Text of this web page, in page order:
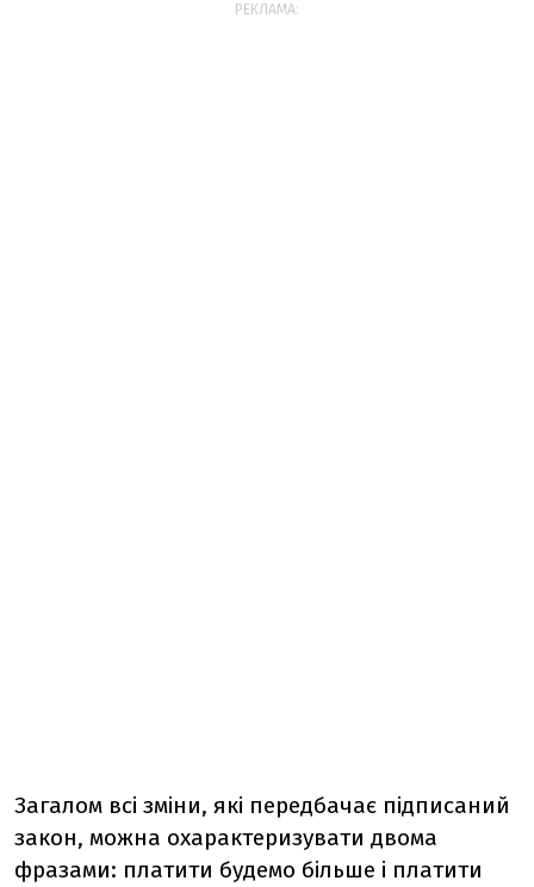
РЕКЛАМА:
Загалом всі зміни, які передбачає підписаний
закон, можна охарактеризувати двома
фразами: платити будемо більше і платити